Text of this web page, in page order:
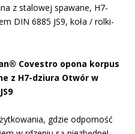
z stalowej spawane, H7-
DIN 6885 JS9, koła / rolki-
Covestro opona korpus
z H7-dziura Otwór w
gdzie odporność